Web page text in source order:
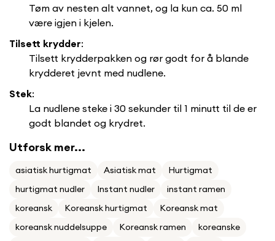
Tøm av nesten alt vannet, og la kun ca. 50 ml
være igjen i kjelen.
Tilsett krydder:
Tilsett krydderpakken og rør godt for å blande
krydderet jevnt med nudlene.
Stek:
La nudlene steke i 30 sekunder til 1 minutt til de er
godt blandet og krydret.
Utforsk mer...
asiatisk hurtigmat Asiatisk mat
Hurtigmat
hurtigmat nudler
Instant nudler
instant ramen
koreansk
Koreansk hurtigmat
Koreansk mat
koreansk nuddelsuppe
Koreansk ramen
koreanske
Confirm your age
Are you 18 years old or older?
No, I'm not Yes, I am